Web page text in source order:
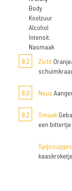
Body
Koolzuur
Alcohol
Intensit.
Nasmaak
8,2
Zicht
8,0 Neus
8,2 Smaak
een